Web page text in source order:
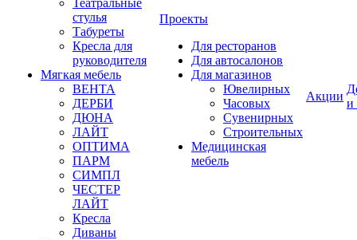
Театральные
стулья
Табуреты
Кресла для
руководителя
Мягкая мебель
ВЕНТА
ДЕРБИ
ДЮНА
ЛАЙТ
ОПТИМА
ПАРМ
СИМПЛ
ЧЕСТЕР
ЛАЙТ
Кресла
Диваны
Проекты
Для ресторанов
Для автосалонов
Для магазинов
Ювелирных
Часовых
Сувенирных
Строительных
Медицинская
мебель
Акции
и